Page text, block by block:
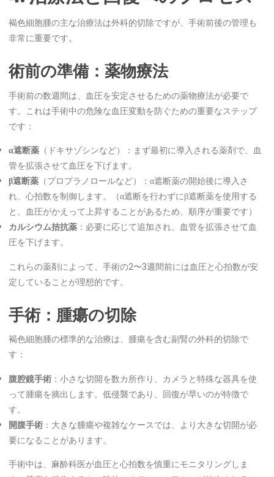
褐色細胞腫の主な治療法は外科的切除ですが、手術前後の管理も
非常に重要です。
術前の準備：薬物療法
手術前の数週間は、血圧を安定させるための薬物療法が必要で
す。これは手術中の危険な血圧変動を防ぐための重要なステップ
です：
α遮断薬 （ドキサゾシンなど）：まず最初に導入される薬剤で、血
管を拡張させて血圧を下げます。
β遮断薬 （プロプラノロールなど）：α遮断薬の開始後に導入さ
れ、心拍数を制御します。（α遮断を行わずにβ遮断薬を使用する
と、血圧がかえって上昇することがあるため、順序が重要です）
カルシウム拮抗薬 ：必要に応じて追加され、血管を拡張させて血
圧を下げます。
これらの薬剤によって、手術の2〜3週間前には血圧と心拍数が安
定していることが理想的です。
手術：腫瘍の切除
褐色細胞腫の標準的な治療は、腫瘍を含む副腎の外科的切除で
す：
腹腔鏡手術 ：小さな切開を数カ所作り、カメラと特殊な器具を使
って腫瘍を摘出します。低侵襲であり、回復が早いのが特徴で
す。
開腹手術 ：大きな腫瘍や複雑なケースでは、より大きな切開が必
要になることがあります。
手術中は、麻酔科医が血圧と心拍数を慎重にモニタリングしま